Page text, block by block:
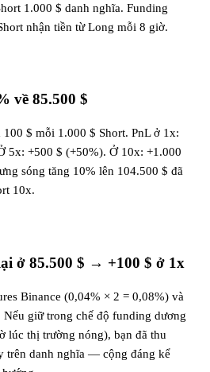
1.000 $ danh nghĩa. Funding
nhận tiền từ Long mỗi 8 giờ.
về 85.500 $
$ mỗi 1.000 $ Short. PnL ở 1x:
5x: +500 $ (+50%). Ở 10x: +1.000
sóng tăng 10% lên 104.500 $ đã
10x.
ở 85.500 $ → +100 $ ở 1x
Binance (0,04% × 2 = 0,08%) và
Nếu giữ trong chế độ funding dương
lúc thị trường nóng), bạn đã thu
trên danh nghĩa — cộng đáng kể